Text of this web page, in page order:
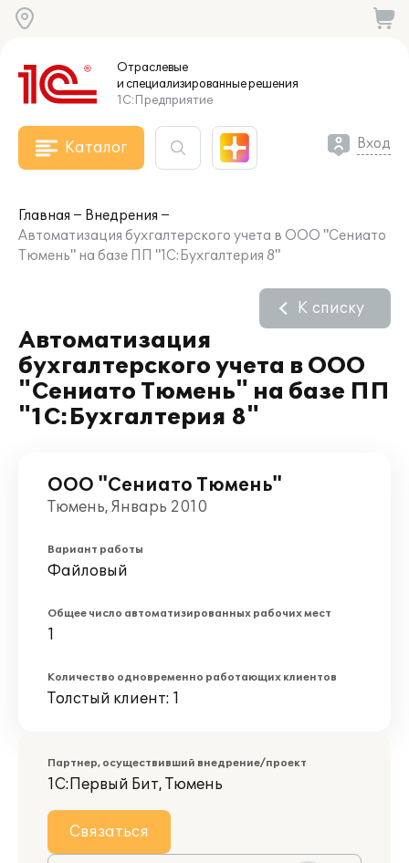
Отраслевые
и специализированныерешения
1С:Предприятие
Каталог Вход
Главная
Внедрения
Автоматизация бухгалтерского учета в ООО "Сениато
Тюмень" на базе ПП "1С:Бухгалтерия 8"
Автоматизация
бухгалтерского учета в ООО
"Сениато Тюмень" на базе ПП
"1С:Бухгалтерия 8"
К списку
ООО "Сениато Тюмень"
Тюмень, Январь 2010
Вариант работы
Файловый
Общее число автоматизированных рабочих мест
1
Количество одновременно работающих клиентов
Толстый клиент: 1
Партнер, осуществивший внедрение/проект
1С:Первый Бит, Тюмень
Связаться